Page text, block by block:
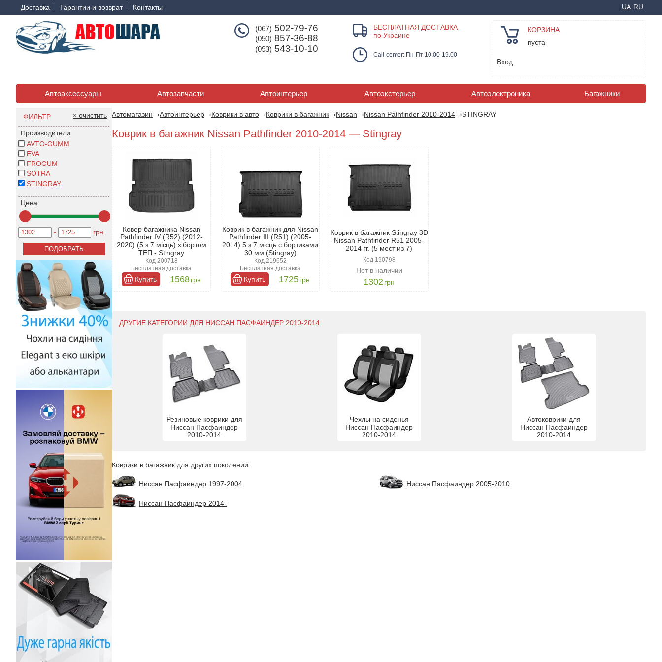
Доставка Гарантии и возврат Контакты UA RU
(067) 502-79-76
(050) 857-36-88
(093) 543-10-10
БЕСПЛАТНАЯ ДОСТАВКА
по Украине
Call-center: Пн-Пт 10.00-19.00
КОРЗИНА
пуста
Вход
Автоаксессуары Автозапчасти Автоинтерьер Автоэкстерьер Автоэлектроника Багажники
ФИЛЬТР × очистить
Производители
AVTO-GUMM
EVA
FROGUM
SOTRA
STINGRAY
Цена
- грн.
Автомагазин Автоинтерьер Коврики в авто Коврики в багажник Nissan Nissan Pathfinder 2010-2014 STINGRAY
Коврик в багажник Nissan Pathfinder 2010-2014 — Stingray
Ковер багажника Nissan
Pathfinder IV (R52) (2012-
2020) (5 з 7 місць) з бортом
ТЕП - Stingray
Код 200718
Бесплатная доставка
Купить 1568 грн
Коврик в багажник для Nissan
Pathfinder III (R51) (2005-
2014) 5 з 7 місць с бортиками
30 мм (Stingray)
Код 219652
Бесплатная доставка
Купить 1725 грн
Коврик в багажник Stingray 3D
Nissan Pathfinder R51 2005-
2014 гг. (5 мест из 7)
Код 190798
Нет в наличии
1302грн
ДРУГИЕ КАТЕГОРИИ ДЛЯ НИССАН ПАСФАИНДЕР 2010-2014 :
Резиновые коврики для
Ниссан Пасфаиндер
2010-2014
Чехлы на сиденья
Ниссан Пасфаиндер
2010-2014
Автоковрики для
Ниссан Пасфаиндер
2010-2014
Коврики в багажник для других поколений:
Ниссан Пасфаиндер 1997-2004 Ниссан Пасфаиндер 2005-2010
Ниссан Пасфаиндер 2014-